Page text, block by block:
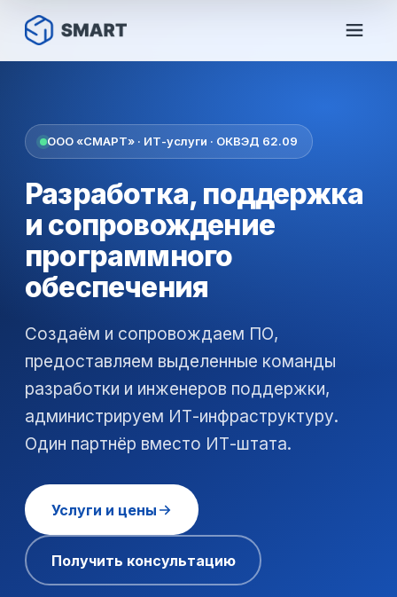
ООО «СМАРТ» · ИТ-услуги · ОКВЭД 62.09
Разработка, поддержка
и сопровождение
программного
обеспечения
Создаём и сопровождаем ПО,
предоставляем выделенные команды
разработки и инженеров поддержки,
администрируем ИТ-инфраструктуру.
Один партнёр вместо ИТ-штата.
Услуги и цены
Получить консультацию